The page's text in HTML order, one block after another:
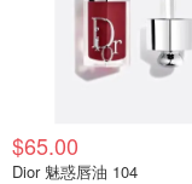
$65.00
Dior 魅惑唇油 104